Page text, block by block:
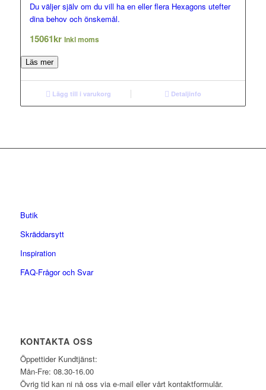
Du väljer själv om du vill ha en eller flera Hexagons utefter
dina behov och önskemål.
15061kr Inkl moms
Läs mer
Lägg till i varukorg Detaljinfo
Butik
Skräddarsytt
Inspiration
FAQ-Frågor och Svar
KONTAKTA OSS
Öppettider Kundtjänst:
Mån-Fre: 08.30-16.00
Övrig tid kan ni nå oss via e-mail eller vårt kontaktformulär.